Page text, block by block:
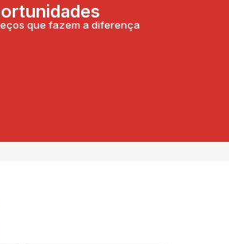
que fazem a diferença